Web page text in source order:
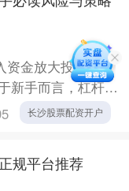
资金放大投资本
新手而言，杠杆既
放大。本文将从风
长沙股票配资开户
规平台推荐